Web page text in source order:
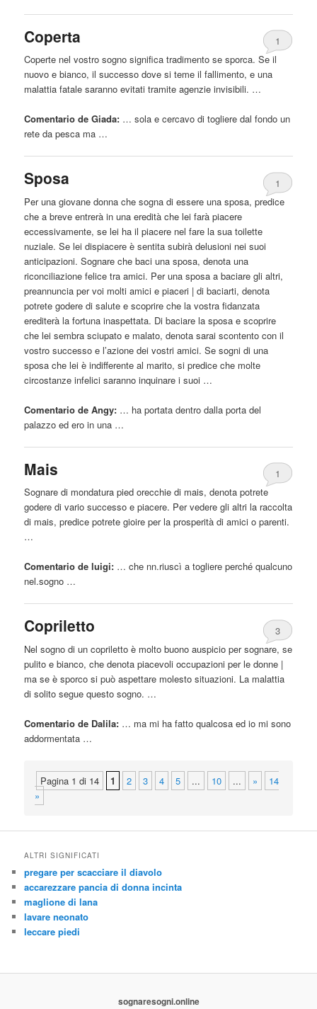
Coperta
1
Coperte nel vostro sogno significa tradimento se sporca. Se il
nuovo e bianco, il successo dove si teme il fallimento, e una
malattia fatale saranno evitati tramite agenzie invisibili. …
Comentario de Giada: … sola e cercavo ditogliere dal fondo un
rete da pesca ma …
Sposa
1
Per una giovane donna che sogna di essere una sposa, predice
che a breve entrerà in una eredità che lei farà piacere
eccessivamente, se lei ha il piacere nel fare la sua toilette
nuziale. Se lei dispiacere è sentita subirà delusioni nei suoi
anticipazioni. Sognare che baci una sposa, denota una
riconciliazione felice tra amici. Per una sposa a baciare gli altri,
preannuncia per voi molti amici e piaceri | di baciarti, denota
potrete godere di salute e scoprire che la vostra fidanzata
erediterà la fortuna inaspettata. Di baciare la sposa e scoprire
che lei sembra sciupato e malato, denota sarai scontento con il
vostro successo e l’azione dei vostri amici. Se sogni di una
sposa che lei è indifferente al marito, si predice che molte
circostanze infelici saranno inquinare i suoi …
Comentario de Angy: … ha portata dentrodalla porta del
palazzo ed ero in una …
Mais
1
Sognare di mondatura pied orecchie di mais, denota potrete
godere di vario successo e piacere. Per vedere gli altri la raccolta
di mais, predice potrete gioire per la prosperità di amici o parenti.
…
Comentario de luigi: … che nn.riuscì atogliere perché qualcuno
nel.sogno …
Copriletto
3
Nel sogno di un copriletto è molto buono auspicio per sognare, se
pulito e bianco, che denota piacevoli occupazioni per le donne |
ma se è sporco si può aspettare molesto situazioni. La malattia
di solito segue questo sogno. …
Comentario de Dalila: … ma mi ha fattoqualcosa ed io mi sono
addormentata …
Pagina 1 di 14 1 2 3 4 5 ... 10 ... »
14
»
ALTRI SIGNIFICATI
pregare per scacciare il diavolo
accarezzare pancia di donna incinta
maglione di lana
lavare neonato
leccare piedi
sognaresogni.online